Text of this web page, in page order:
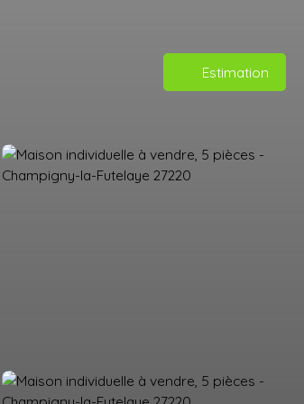
Estimation